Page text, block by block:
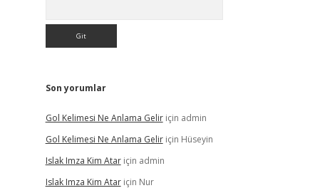
Son yorumlar
Gol Kelimesi Ne Anlama Geliriçin admin
Gol Kelimesi Ne Anlama Geliriçin Hüseyin
Islak Imza Kim Atariçin admin
Islak Imza Kim Atariçin Nur